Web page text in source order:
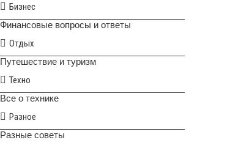
Бизнес
Финансовые вопросы и ответы
Отдых
Путешествие и туризм
Техно
Все о технике
Разное
Разные советы